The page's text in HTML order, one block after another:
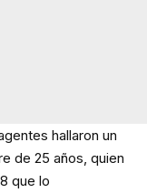
hallaron un
de 25 años, quien
que lo